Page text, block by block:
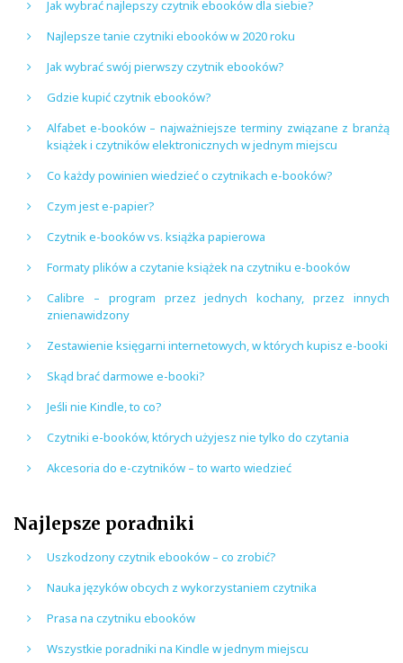
Jak wybrać najlepszy czytnik ebooków dla siebie?
Najlepsze tanie czytniki ebooków w 2020 roku
Jak wybrać swój pierwszy czytnik ebooków?
Gdzie kupić czytnik ebooków?
Alfabet e-booków – najważniejsze terminy związane z branżą
książek i czytników elektronicznych w jednym miejscu
Co każdy powinien wiedzieć o czytnikach e-booków?
Czym jest e-papier?
Czytnik e-booków vs. książka papierowa
Formaty plików a czytanie książek na czytniku e-booków
Calibre – program przez jednych kochany, przez innych
znienawidzony
Zestawienie księgarni internetowych, w których kupisz e-booki
Skąd brać darmowe e-booki?
Jeśli nie Kindle, to co?
Czytniki e-booków, których użyjesz nie tylko do czytania
Akcesoria do e-czytników – to warto wiedzieć
Najlepsze poradniki
Uszkodzony czytnik ebooków – co zrobić?
Nauka języków obcych z wykorzystaniem czytnika
Prasa na czytniku ebooków
Wszystkie poradniki na Kindle w jednym miejscu